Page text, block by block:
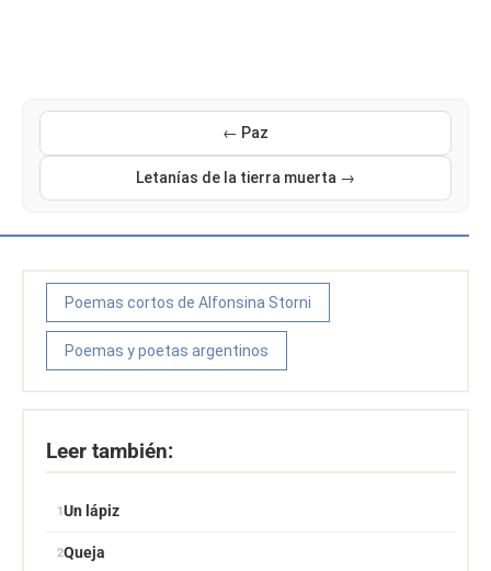
← Paz
Letanías de la tierra muerta →
Poemas cortos de Alfonsina Storni
Poemas y poetas argentinos
Leer también:
Un lápiz
Queja